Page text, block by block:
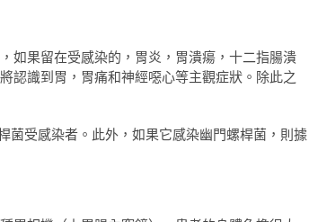
如果留在受感染的，胃炎，胃潰瘍，十二指腸潰
認識到胃，胃痛和神經噁心等主觀症狀。除此之
受感染者。此外，如果它感染幽門螺桿菌，則據